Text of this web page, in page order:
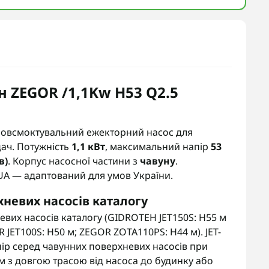
/1,1Kw H53 Q2.5
ежекторний насос для
Потужність 1,1 кВт, максимальний напір 53
. Корпус насосної частини з чавуну.
— адаптований для умов України.
насосів каталогу
насосів каталогу (GIDROTEH JET150S: H55 м
H50 м; ZEGOR ZOTA110PS: H44 м). JET-
серед чавунних поверхневих насосів при
з довгою трасою від насоса до будинку або